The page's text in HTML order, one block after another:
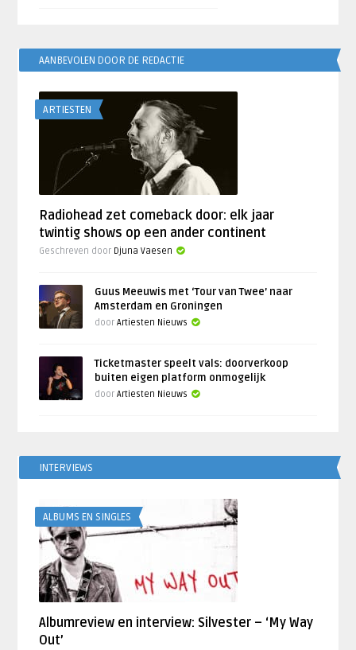
AANBEVOLEN DOOR DE REDACTIE
ARTIESTEN
Radiohead zet comeback door: elk jaar
twintig shows op een ander continent
Geschreven door Djuna Vaesen
Guus Meeuwis met ‘Tour van Twee’ naar
Amsterdam en Groningen
doorArtiesten Nieuws
Ticketmaster speelt vals: doorverkoop
buiten eigen platform onmogelijk
doorArtiesten Nieuws
INTERVIEWS
ALBUMS EN SINGLES
Albumreview en interview: Silvester – ‘My Way
Out’